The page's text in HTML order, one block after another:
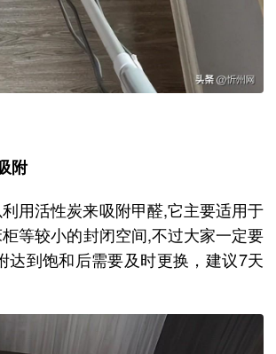
附
用活性炭来吸附甲醛,它主要适用于
等较小的封闭空间,不过大家一定要
达到饱和后需要及时更换，建议7天